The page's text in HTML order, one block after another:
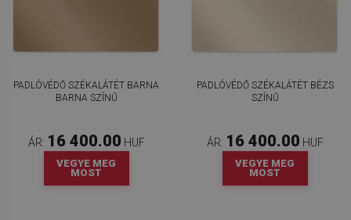
PADLÓVÉDŐ SZÉKALÁTÉT BARNA
BARNA SZÍNŰ
ÁR: 16 400.00 HUF
VEGYE MEG
MOST
PADLÓVÉDŐ SZÉKALÁTÉT BÉZS
SZÍNŰ
ÁR: 16 400.00 HUF
VEGYE MEG
MOST